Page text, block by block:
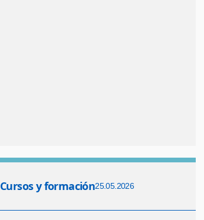
Cursos y formación25.05.2026